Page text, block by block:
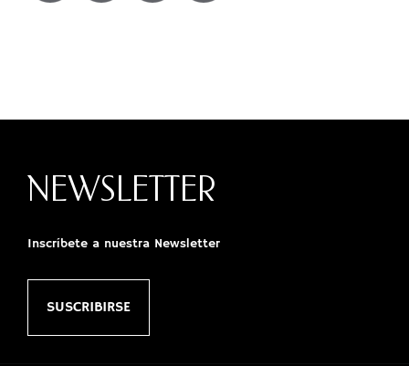
NEWSLETTER
Inscríbete a nuestra Newsletter
SUSCRIBIRSE